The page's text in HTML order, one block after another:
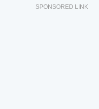
SPONSORED LINK